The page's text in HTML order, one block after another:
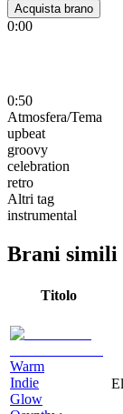
Acquista brano
0:00
0:50
Atmosfera/Tema
upbeat
groovy
celebration
retro
Altri tag
instrumental
Brani simili
Titolo
Warm
Indie
Glow